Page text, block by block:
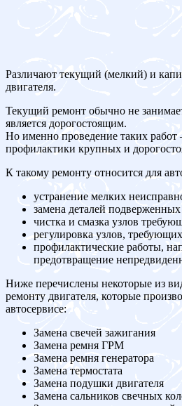
Различают текущий (мелкий) и
двигателя.
Текущий ремонт обычно не
является дорогостоящим.
Но именно проведение таких
профилактики крупных и
К такому ремонту относится для
устранение мелких
замена деталей
чистка и смазка узлов
регулировка узлов,
профилактические работы,
предотвращение
Ниже перечислены некоторые из
ремонту двигателя, которые
автосервисе:
Замена свечей зажигания
Замена ремня ГРМ
Замена ремня генератора
Замена термостата
Замена подушки двигателя
Замена сальников свечных